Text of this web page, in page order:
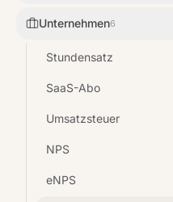
Unternehmen6
Stundensatz
SaaS-Abo
Umsatzsteuer
NPS
eNPS